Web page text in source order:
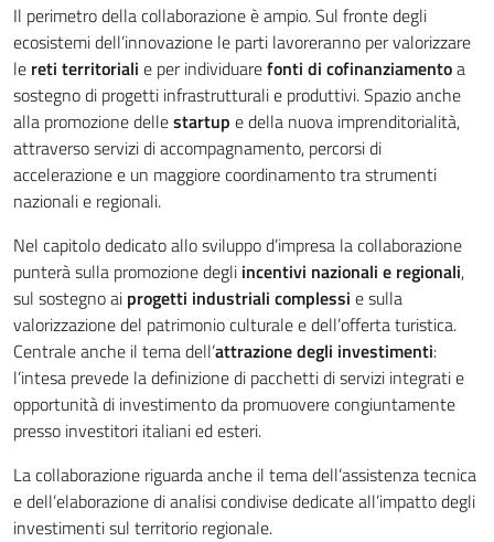
Il perimetro della collaborazione è ampio. Sul fronte degli
ecosistemi dell’innovazione le parti lavoreranno per valorizzare
le reti territoriali e per individuarefonti di cofinanziamentoa
sostegno di progetti infrastrutturali e produttivi. Spazio anche
alla promozione dellestartup e della nuova imprenditorialità,
attraverso servizi di accompagnamento, percorsi di
accelerazione e un maggiore coordinamento tra strumenti
nazionali e regionali.
Nel capitolo dedicato allo sviluppo d’impresa la collaborazione
punterà sulla promozione degli incentivi nazionali e regionali,
sul sostegno ai progetti industriali complessi e sulla
valorizzazione del patrimonio culturale e dell’offerta turistica.
Centrale anche il tema dell’attrazione degli investimenti:
l’intesa prevede la definizione di pacchetti di servizi integrati e
opportunità di investimento da promuovere congiuntamente
presso investitori italiani ed esteri.
La collaborazione riguarda anche il tema dell’assistenza tecnica
e dell’elaborazione di analisi condivise dedicate all’impatto degli
investimenti sul territorio regionale.